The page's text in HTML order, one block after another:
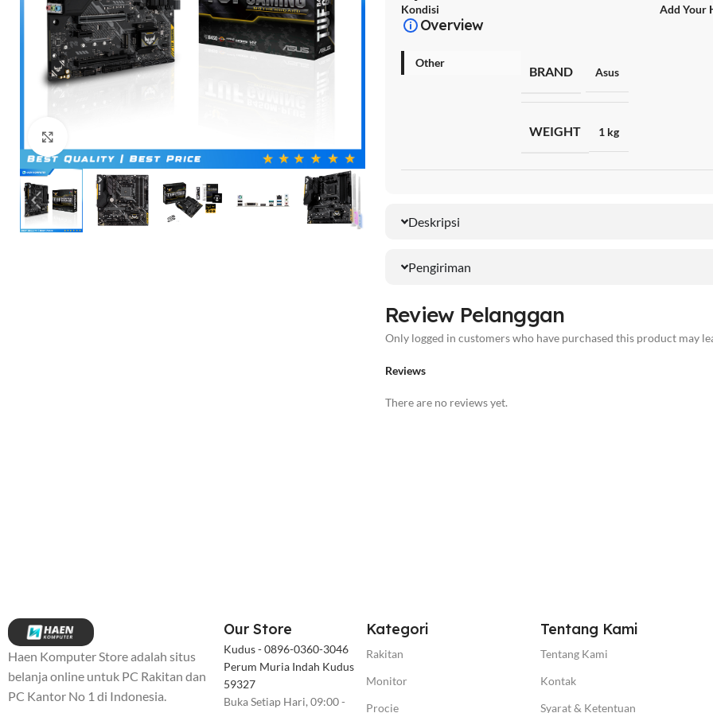
Kondisi Add Your
Overview
Other
BRAND Asus
WEIGHT 1 kg
Deskripsi
Pengiriman
Review Pelanggan
Reviews
There are no reviews yet.
Only logged in customers who have purchased this product may
Haen Komputer Store adalah situs
belanja online untuk PC Rakitan dan
PC Kantor No 1 di Indonesia.
Our Store
Kudus - 0896-0360-3046
Perum Muria Indah Kudus
59327
Buka Setiap Hari, 09:00 -
Kategori
Rakitan
Monitor
Procie
Tentang Kami
Tentang Kami
Kontak
Syarat & Ketentuan